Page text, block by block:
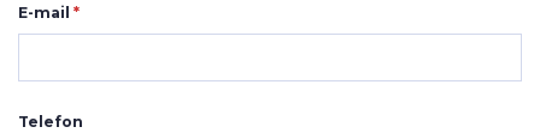
E-mail *
Telefon